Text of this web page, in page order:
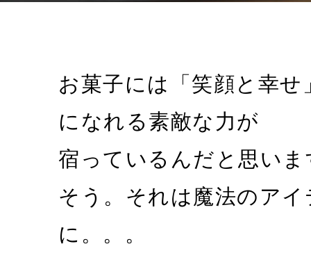
お菓子には「笑顔と幸せ
になれる素敵な力が
宿っているんだと思いま
そう。それは魔法のア
に。。。